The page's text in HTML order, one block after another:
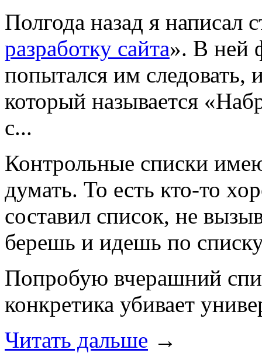
Полгода назад я написал
разработку сайта». В ней
попытался им следовать,
который называется
с...
Контрольные списки
думать. То есть кто-то
составил список, не
берешь и идешь по
Попробую вчерашний
конкретика убивает
Читать дальше →